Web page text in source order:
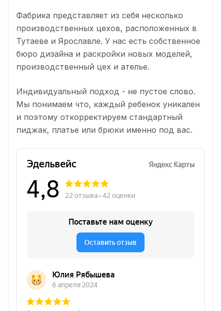
Фабрика представляет из себя несколько
производственных цехов, расположенных в
Тутаеве и Ярославле. У нас есть собственное
бюро дизайна и раскройки новых моделей,
производственный цех и ателье.
Индивидуальный подход - не пустое слово.
Мы понимаем что, каждый ребенок уникален
и поэтому откорректируем стандартный
пиджак, платье или брюки именно под вас.